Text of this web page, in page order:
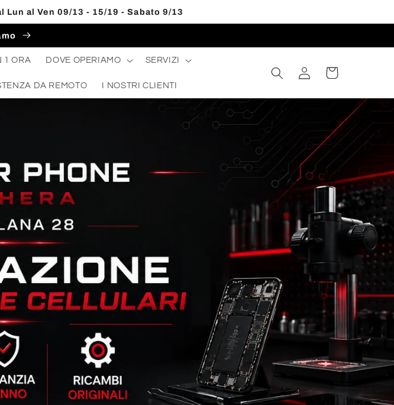
al Ven 09/13 - 15/19 - Sabato 9/13
1 ORA DOVE OPERIAMO SERVIZI
DA REMOTO I NOSTRI CLIENTI
Accedi Carrello